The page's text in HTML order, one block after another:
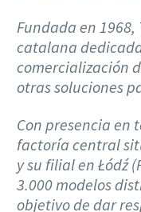
Fundada en
catalana
comercialización
otras soluciones
Con presencia en
factoría central
y su filial en Łódź
3.000 modelos
objetivo de dar